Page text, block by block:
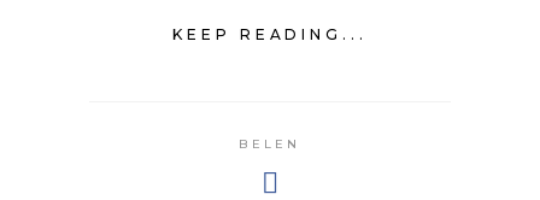
KEEP READING...
BELEN